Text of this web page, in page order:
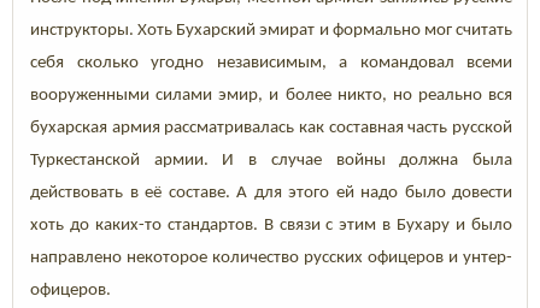
инструкторы. Хоть Бухарский эмират и формально мог считать
себя сколько угодно независимым, а командовал всеми
вооруженными силами эмир, и более никто, но реально вся
бухарская армия рассматривалась как составная часть русской
Туркестанской армии. И в случае войны должна была
действовать в её составе. А для этого ей надо было довести
хоть до каких-то стандартов. В связи с этим в Бухару и было
направлено некоторое количество русских офицеров и унтер-
офицеров.